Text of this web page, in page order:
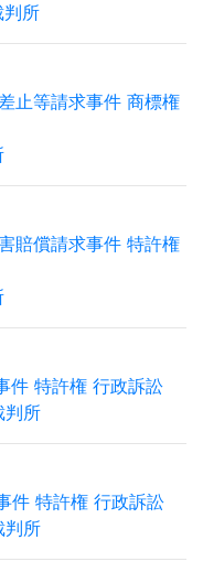
所
止等請求事件 商標権
賠償請求事件 特許権
件 特許権 行政訴訟
判所
件 特許権 行政訴訟
判所